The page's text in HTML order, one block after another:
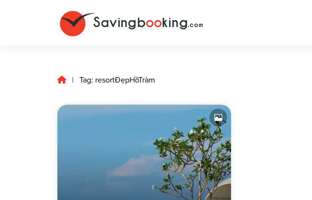
| Tag: resortĐẹpHồTràm